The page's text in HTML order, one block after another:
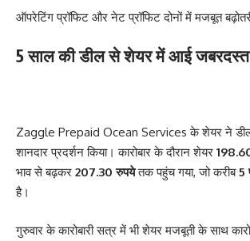
ऑपरेटिंग प्रॉफिट और नेट प्रॉफिट दोनों में मजबूत
5 साल की डील से शेयर में आई
Zaggle Prepaid Ocean Services के शेयर ने डील
शानदार प्रदर्शन किया। कारोबार के दौरान शेयर
भाव से बढ़कर 207.30 रुपयेतक पहुंच गया, जो करीब5
है।
गुरुवार के कारोबारी सत्र में भी शेयर मजबूती के साथ